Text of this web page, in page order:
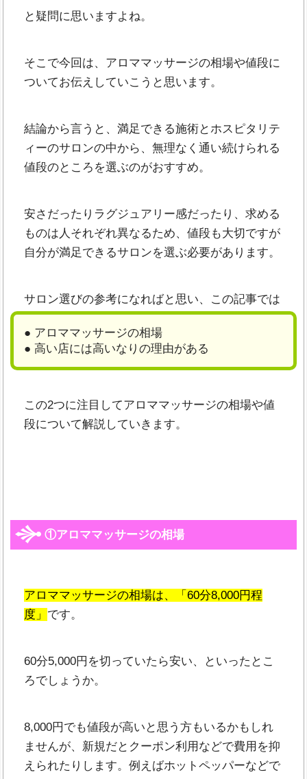
と疑問に思いますよね。
そこで今回は、アロママッサージの相場や値段に
ついてお伝えしていこうと思います。
結論から言うと、満足できる施術とホスピタリテ
ィーのサロンの中から、無理なく通い続けられる
値段のところを選ぶのがおすすめ。
安さだったりラグジュアリー感だったり、求める
ものは人それぞれ異なるため、値段も大切ですが
自分が満足できるサロンを選ぶ必要があります。
サロン選びの参考になればと思い、この記事では
● アロママッサージの相場
● 高い店には高いなりの理由がある
この2つに注目してアロママッサージの相場や値
段について解説していきます。
①アロママッサージの相場
アロママッサージの相場は、「60分8,000円程
度」 です。
60分5,000円を切っていたら安い、といったとこ
ろでしょうか。
8,000円でも値段が高いと思う方もいるかもしれ
ませんが、新規だとクーポン利用などで費用を抑
えられたりします。例えばホットペッパーなどで